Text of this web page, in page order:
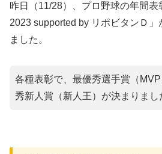
昨日（11/28）、プロ野球の年間表
2023 supported by リポビタンＤ
ました。
各種表彰で、最優秀選手賞（
秀新人賞（新人王）が決まりまし